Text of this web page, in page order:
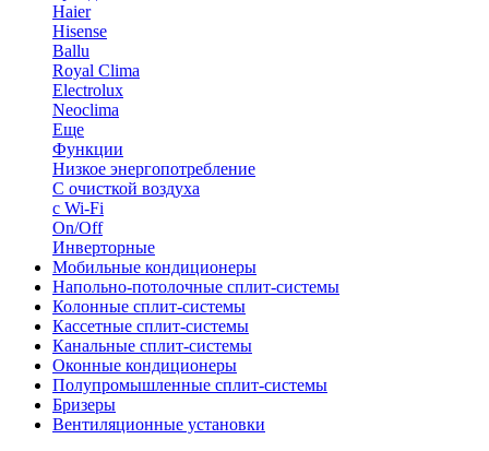
Haier
Hisense
Ballu
Royal Clima
Electrolux
Neoclima
Еще
Функции
Низкое энергопотребление
С очисткой воздуха
с Wi-Fi
On/Off
Инверторные
Мобильные кондиционеры
Напольно-потолоч​ные ​сплит-системы
Колонные ​​сплит-системы
Кассетные сплит-системы
Канальные сплит-системы
Оконные кондиционеры
Полупромышленные сплит-системы
Бризеры
Вентиляционные установки